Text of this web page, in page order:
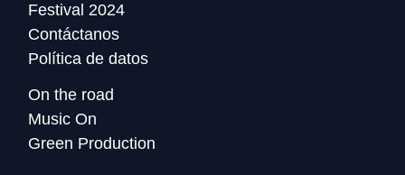
Festival 2024
Contáctanos
Política de datos
On the road
Music On
Green Production